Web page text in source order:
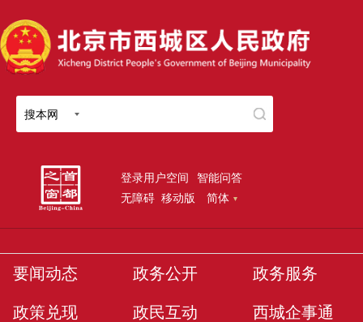
搜本网
登录用户空间 智能问答
无障碍 移动版 简体
要闻动态 政务公开 政务服务
政策兑现 政民互动 西城企事通